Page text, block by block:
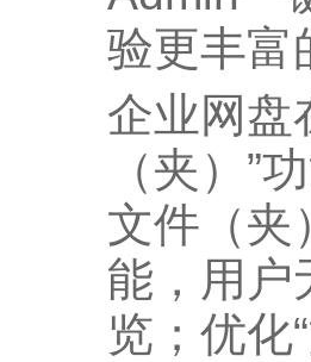
验更丰富
企业网盘
（夹）”
文件（夹
能，用户
览；优化